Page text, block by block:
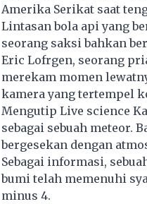
Amerika Serikat saat
Lintasan bola api yang
seorang saksi bahkan
Eric Lofrgen, seorang
merekam momen
kamera yang tertempel
Mengutip Live science
sebagai sebuah meteor.
bergesekan dengan
Sebagai informasi,
bumi telah memenuhi
minus 4.